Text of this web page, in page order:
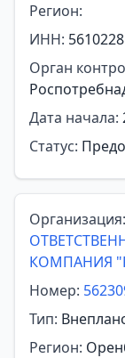
Регион:
ИНН:
Орган
Дата начала:
Статус:
Организация:
КОМПАНИЯ
Номер:
Тип:
Регион: